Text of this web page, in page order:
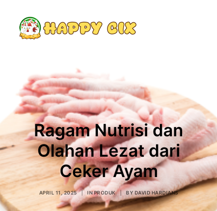
Search
Ragam Nutrisi dan
Olahan Lezat dari
Ceker Ayam
APRIL 11, 2025 | INPRODUK | BYDAVID HARDIANS